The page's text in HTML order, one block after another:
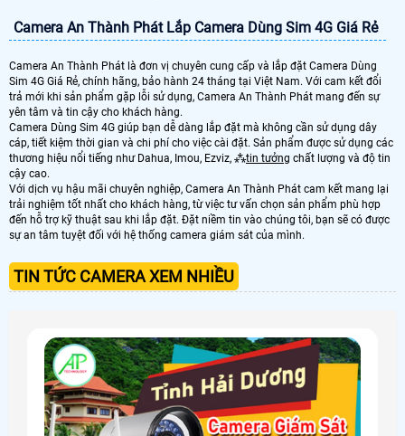
Camera An Thành Phát Lắp Camera Dùng Sim 4G Giá Rẻ
Camera An Thành Phát là đơn vị chuyên cung cấp và lắp đặt Camera Dùng
Sim 4G Giá Rẻ, chính hãng, bảo hành 24 tháng tại Việt Nam. Với cam kết đổi
trả mới khi sản phẩm gặp lỗi sử dụng, Camera An Thành Phát mang đến sự
yên tâm và tin cậy cho khách hàng.
Camera Dùng Sim 4G giúp bạn dễ dàng lắp đặt mà không cần sử dụng dây
cáp, tiết kiệm thời gian và chi phí cho việc cài đặt. Sản phẩm được sử dụng các
thương hiệu nổi tiếng như Dahua, Imou, Ezviz, ⁂tin tưởng chất lượng và độ tin
cậy cao.
Với dịch vụ hậu mãi chuyên nghiệp, Camera An Thành Phát cam kết mang lại
trải nghiệm tốt nhất cho khách hàng, từ việc tư vấn chọn sản phẩm phù hợp
đến hỗ trợ kỹ thuật sau khi lắp đặt. Đặt niềm tin vào chúng tôi, bạn sẽ có được
sự an tâm tuyệt đối với hệ thống camera giám sát của mình.
TIN TỨC CAMERA XEM NHIỀU